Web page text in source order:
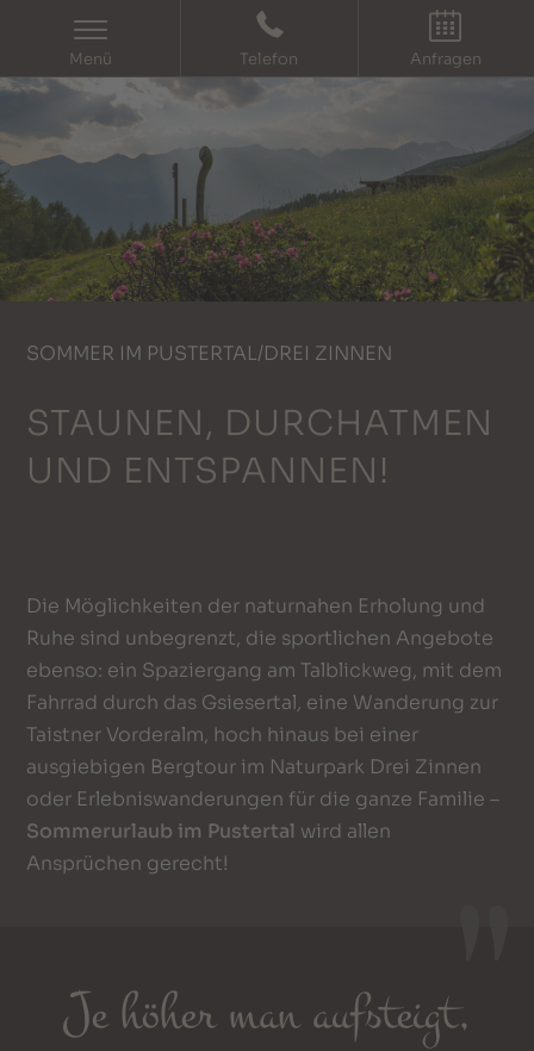
Menü Telefon Anfragen
IT
SOMMER IM PUSTERTAL/DREI ZINNEN
STAUNEN, DURCHATMEN
UND ENTSPANNEN!
Die Möglichkeiten der naturnahen Erholung und
Ruhe sind unbegrenzt, die sportlichen Angebote
ebenso: ein Spaziergang am Talblickweg, mit dem
Fahrrad durch das Gsiesertal, eine Wanderung zur
Taistner Vorderalm, hoch hinaus bei einer
ausgiebigen Bergtour im Naturpark Drei Zinnen
oder Erlebniswanderungen für die ganze Familie –
Sommerurlaub im Pustertal wird allen
Ansprüchen gerecht!
Je höher man aufsteigt,